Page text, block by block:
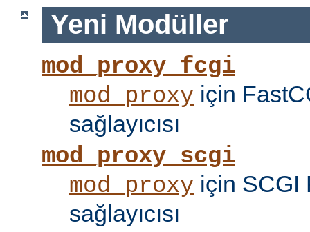
Yeni Modüller
mod_proxy_fcgi
mod_proxy için
sağlayıcısı
mod_proxy_scgi
mod_proxy için SCGI
sağlayıcısı